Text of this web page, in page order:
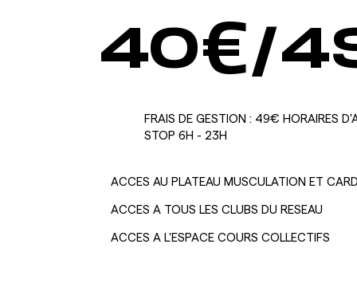
40€/
FRAIS DE GESTION : 49€ HORAIRES
STOP 6H - 23H
ACCES AU PLATEAU MUSCULATION ET
ACCES A TOUS LES CLUBS DU RESEAU
ACCES A L'ESPACE COURS COLLECTIFS